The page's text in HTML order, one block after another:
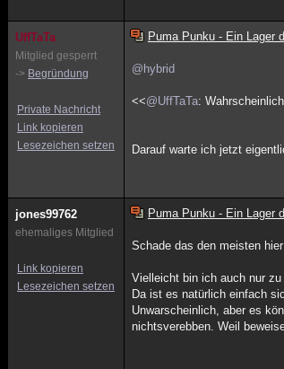
UffTaTa
Mitglied gesperrt
-> Begründung
Private Nachricht
Link kopieren
Lesezeichen setzen
Puma Punku - Ein Lager
@hybrid
<<@UffTaTa:
Darauf warte ich jetzt
jones99762
ehemaliges Mitglied
Link kopieren
Lesezeichen setzen
Puma Punku - Ein Lager
Schade das den meisten
Vielleicht bin ich auch nur
Da ist es natürlich einfach
Unwarscheinlich, aber es
nichtsverebben. Weil